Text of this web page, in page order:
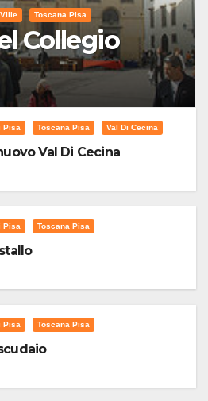
Toscana Pisa
Collegio
Pisa Toscana Pisa Val Di Cecina
Val Di Cecina
Pisa Toscana Pisa
Pisa Toscana Pisa